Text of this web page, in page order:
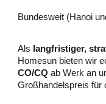
Bundesweit (Hanoi
Als langfristiger,
Homesun bieten wir
CO/CQ ab Werk an
Großhandelspreis für